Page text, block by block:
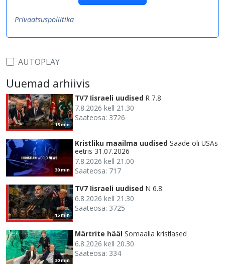
Privaatsuspoliitika
AUTOPLAY
Uuemad arhiivis
15 min
TV7 Iisraeli uudised R 7.8.
7.8.2026 kell 21.30
Saateosa: 3726
30 min
Kristliku maailma uudised Saade oli USAs
eetris 31.07.2026
7.8.2026 kell 21.00
Saateosa: 717
15 min
TV7 Iisraeli uudised N 6.8.
6.8.2026 kell 21.30
Saateosa: 3725
30 min
Märtrite hääl Somaalia kristlased
6.8.2026 kell 20.30
Saateosa: 334